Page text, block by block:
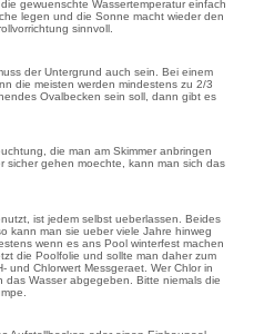
gewuenschte Wassertemperatur einfach
legen und die Sonne macht wieder den
sinnvoll.
der Untergrund auch sein. Bei einem
die meisten werden mindestens zu 2/3
Ovalbecken sein soll, dann gibt es
die man am Skimmer anbringen
sicher gehen moechte, kann man sich das
ist jedem selbst ueberlassen. Beides
kann man sie ueber viele Jahre hinweg
wenn es ans Pool winterfest machen
die Poolfolie und sollte man daher zum
und Chlorwert Messgeraet. Wer Chlor in
das Wasser abgegeben. Bitte niemals die